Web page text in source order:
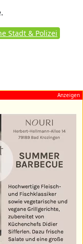
Stadt & Polizei
Anzeigen